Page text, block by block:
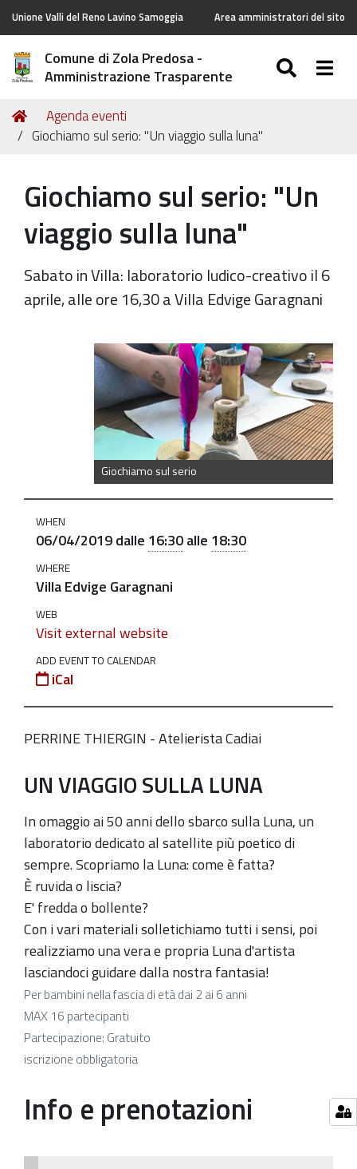
Unione Valli del Reno Lavino Samoggia Area amministratori del sito
Comune di Zola Predosa -
Amministrazione Trasparente
Tu
sei
Home
Agenda eventi
Giochiamo sul serio: "Un viaggio sulla luna"
Giochiamo sul serio: "Un
viaggio sulla luna"
Sabato in Villa: laboratorio ludico-creativo il 6
aprile, alle ore 16,30 a Villa Edvige Garagnani
Giochiamo sul serio
https://old.comune.zolapredosa.bo.it/events/giochiamo-
"Un
viaggio
sulla
luna"
2019-
04-
06T16:30:00+02:00
06T18:30:00+02:00
in
laboratorio
ludico-
creativo
il
6
aprile,
alle
ore
16,30
a
Villa
Edvige
WHEN
06/04/2019dalle 16:30alle 18:30
WHERE
Villa Edvige Garagnani
WEB
Visit external website
ADD EVENT TO CALENDAR
iCal
PERRINE THIERGIN - Atelierista Cadiai
UN VIAGGIO SULLA LUNA
In omaggio ai 50 anni dello sbarco sulla Luna, un
laboratorio dedicato al satellite più poetico di
sempre. Scopriamo la Luna: come è fatta?
È ruvida o liscia?
E' fredda o bollente?
Con i vari materiali solletichiamo tutti i sensi, poi
realizziamo una vera e propria Luna d'artista
lasciandoci guidare dalla nostra fantasia!
Per bambini nella fascia di età dai 2 ai 6 anni
MAX 16 partecipanti
Partecipazione: Gratuito
iscrizione obbligatoria
Info e prenotazioni